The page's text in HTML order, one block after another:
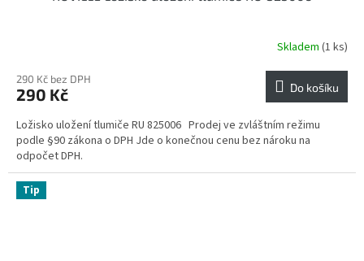
Skladem (1 ks)
290 Kč bez DPH
290 Kč Do košíku
Ložisko uložení tlumiče RU 825006 Prodej ve zvláštním režimu
podle §90 zákona o DPH Jde o konečnou cenu bez nároku na
odpočet DPH.
Tip